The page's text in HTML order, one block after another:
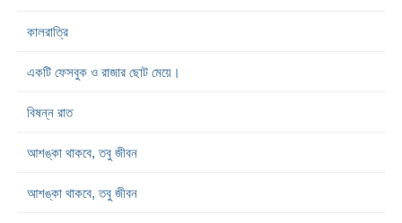
কালরাত্রি
একটি ফেসবুক ও রাজার ছোট মেয়ে।
বিষন্ন রাত
আশঙ্কা থাকবে, তবু জীবন
আশঙ্কা থাকবে, তবু জীবন